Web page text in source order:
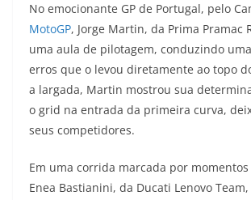
a
t
s
A
p
e
g
r
m
c
e
b
o
k
i
t
t
e
p
y
L
i
k
No emocionante GP de Portugal, pelo
MotoGP, Jorge Martin, da Prima Pramac
uma aula de pilotagem, conduzindo
erros que o levou diretamente ao topo
a largada, Martin mostrou sua
o grid na entrada da primeira curva,
seus competidores.
Em uma corrida marcada por
Enea Bastianini, da Ducati Lenovo